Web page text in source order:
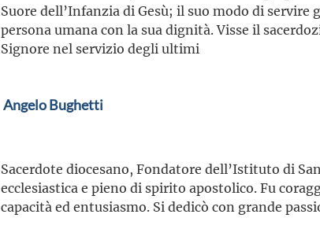
Suore dell’Infanzia di Gesù; il suo modo di
persona umana con la sua dignità. Visse il
Signore nel servizio degli ultimi
Angelo Bughetti
Sacerdote diocesano, Fondatore dell’Istituto di
ecclesiastica e pieno di spirito apostolico. Fu
capacità ed entusiasmo. Si dedicò con grande